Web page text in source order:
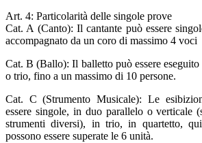
Art. 4: Particolarità delle singole prove
Cat. A (Canto): Il cantante può essere
accompagnato da un coro di massimo 4 voci
Cat. B (Ballo): Il balletto può essere
o trio, fino a un massimo di 10 persone.
Cat. C (Strumento Musicale): Le
essere singole, in duo parallelo o verticale
strumenti diversi), in trio, in quartetto,
possono essere superate le 6 unità.